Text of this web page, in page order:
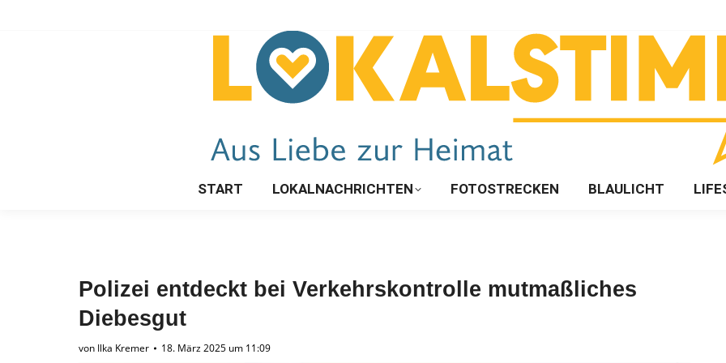
START LOKALNACHRICHTEN FOTOSTRECKEN BLAULICHT
Polizei entdeckt bei Verkehrskontrolle mutmaßliches
Diebesgut
von Ilka Kremer 18. März 2025 um 11:09